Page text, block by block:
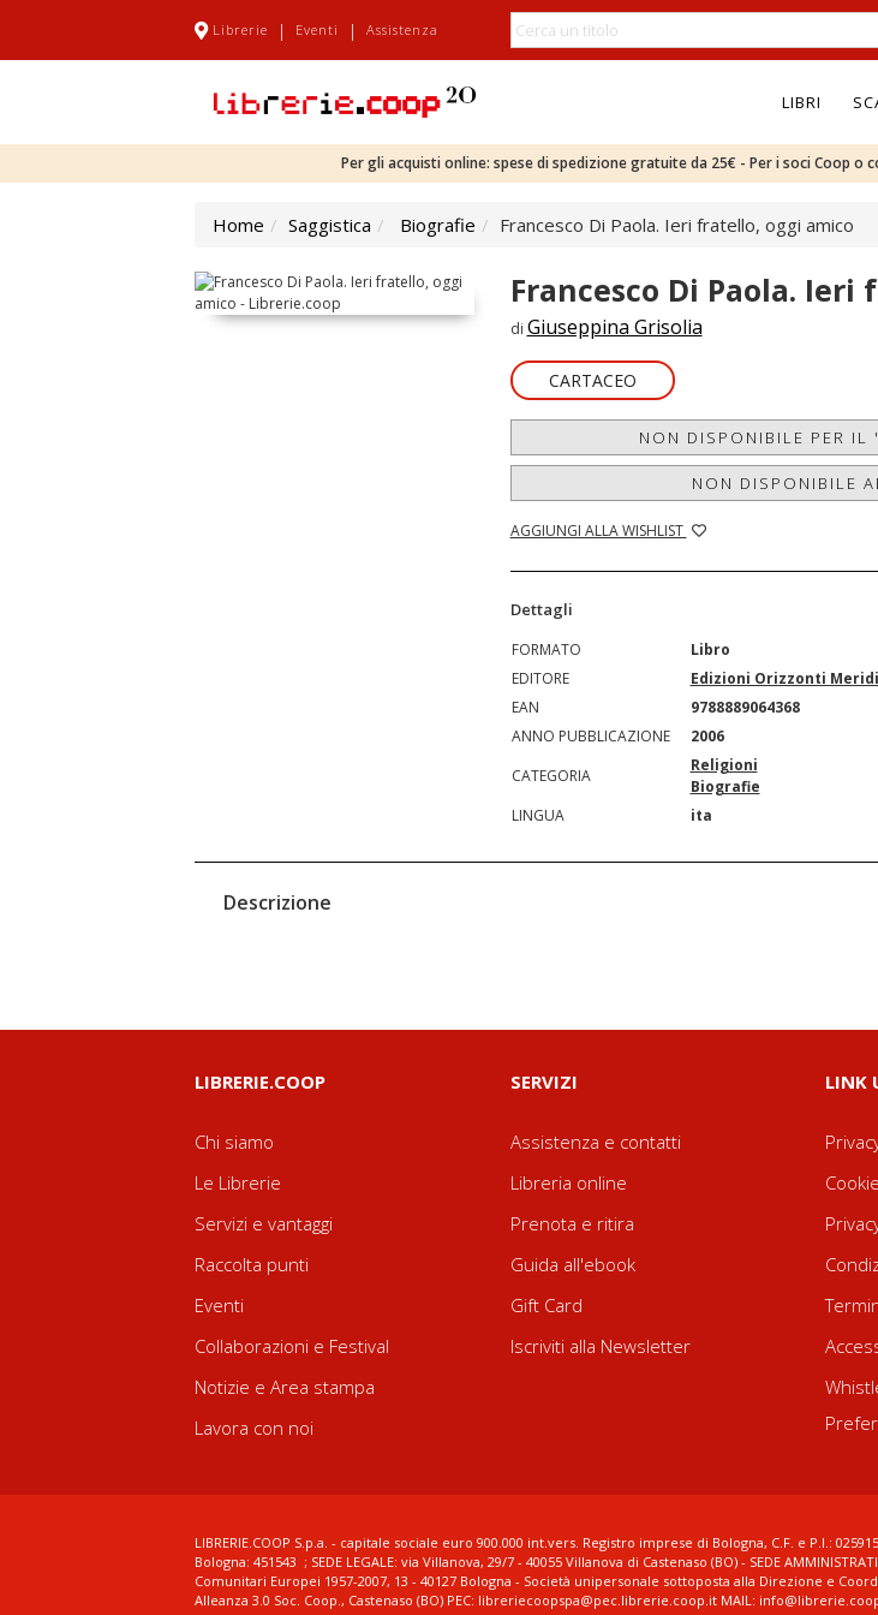
Librerie | Eventi | Assistenza
LIBRI
Per gli acquisti online: spese di spedizione gratuite da 25€ - Per i soci Coop
Home Saggistica Biografie Francesco Di Paola. Ieri fratello, oggi amico
Francesco Di Paola.
di Giuseppina Grisolia
CARTACEO
NON DISPONIBILE PER IL
NON DISPONIBILE
AGGIUNGI ALLA WISHLIST
Dettagli
FORMATO
Libro
EDITORE
Edizioni Orizzonti
EAN
9788889064368
ANNO PUBBLICAZIONE
2006
CATEGORIA
Religioni
Biografie
LINGUA
ita
Descrizione
LIBRERIE.COOP
Chi siamo
Le Librerie
Servizi e vantaggi
Raccolta punti
Eventi
Collaborazioni e Festival
Notizie e Area stampa
Lavora con noi
SERVIZI
Assistenza e contatti
Libreria online
Prenota e ritira
Guida all'ebook
Gift Card
Iscriviti alla Newsletter
LINK
LIBRERIE.COOP S.p.a. - capitale sociale euro 900.000 int.vers. Registro imprese di Bologna, C.F. e P.I.:
Bologna: 451543 ; SEDE LEGALE: via Villanova, 29/7 - 40055 Villanova di Castenaso (BO) - SEDE
Comunitari Europei 1957-2007, 13 - 40127 Bologna - Società unipersonale sottoposta alla Direzione e
Alleanza 3.0 Soc. Coop., Castenaso (BO) PEC: libreriecoopspa@pec.librerie.coop.it MAIL: